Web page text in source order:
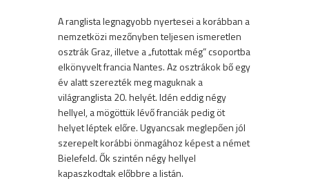
A ranglista legnagyobb nyertesei a korábban a
nemzetközi mezőnyben teljesen ismeretlen
osztrák Graz, illetve a „futottak még” csoportba
elkönyvelt francia Nantes. Az osztrákok bő egy
év alatt szerezték meg maguknak a
világranglista 20. helyét. Idén eddig négy
hellyel, a mögöttük lévő franciák pedig öt
helyet léptek előre. Ugyancsak meglepően jól
szerepelt korábbi önmagához képest a német
Bielefeld. Ők szintén négy hellyel
kapaszkodtak előbbre a listán.